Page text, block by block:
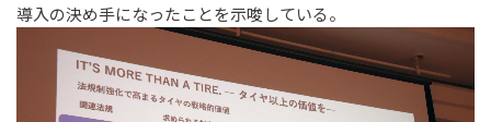
導入の決め手になったことを示唆している。